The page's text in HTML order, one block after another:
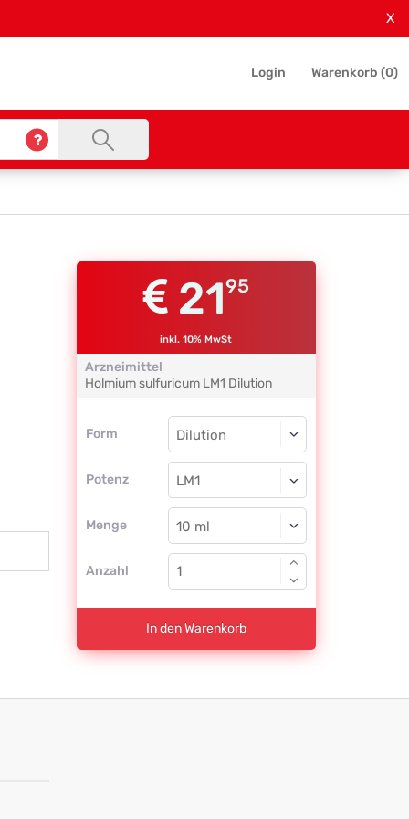
X
Login Warenkorb (0)
2195
inkl. 10% MwSt
Arzneimittel
Holmium sulfuricum LM1 Dilution
Form
Form
Potenz
Dilution
LM1
Menge
Dilution
Anzahl
In den Warenkorb